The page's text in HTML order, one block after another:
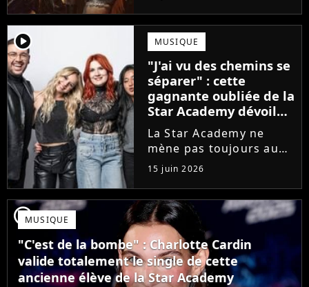
gagnante totalement
oubliée de l'émission
est aujourd'hui plus
écoutée en streaming
que Jenifer et Nolwenn
Leroy !
player2 MUSIQUE
"J'ai vu des chemins se
séparer" : cette
gagnante oubliée de la
Star Academy dévoile
l'envers du décor du
métier
La Star Academy ne
mène pas toujours au
succès. Après l'échec de
son premier album,
Anisha Jo, gagnante de
la Star Academy 2022, a
vu beaucoup de portes
se fermer. Sur
Instagram, elle...
15 juin 2026
player2MUSIQUE
"C'est de la bombe" : Charlotte Cardin
valide totalement le single de cette
ancienne élève de la Star Academy